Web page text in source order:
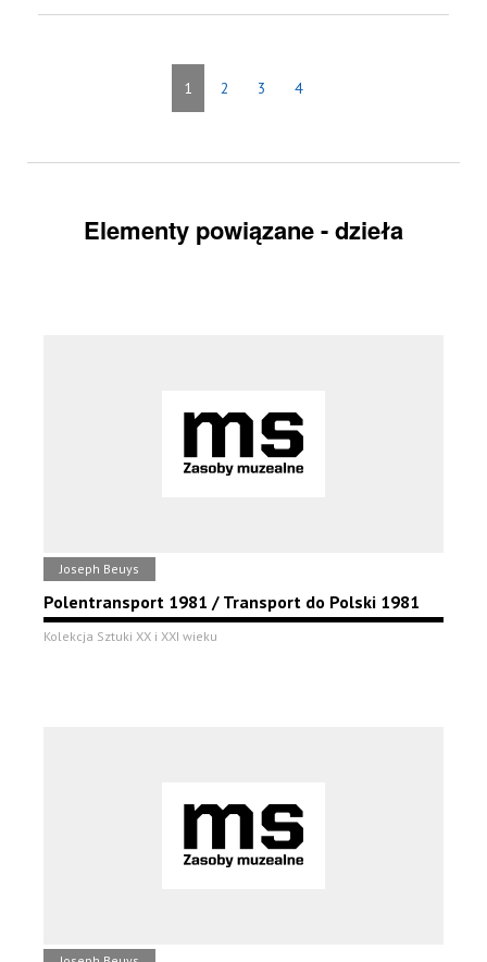
1 2 3 4
Elementy powiązane - dzieła
Joseph Beuys
Polentransport 1981 / Transport do Polski 1981
Kolekcja Sztuki XX i XXI wieku